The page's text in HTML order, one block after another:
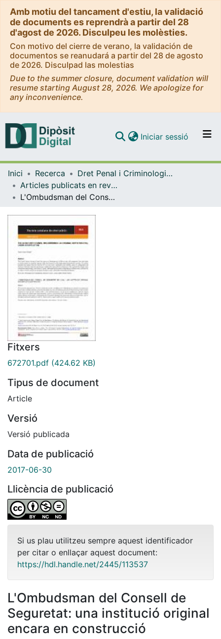
Amb motiu del tancament d'estiu, la validació
de documents es reprendrà a partir del 28
d'agost de 2026. Disculpeu les molèsties.
Con motivo del cierre de verano, la validación de
documentos se reanudará a partir del 28 de agosto
de 2026. Disculpad las molestias
Due to the summer closure, document validation will
resume starting August 28, 2026. We apologize for
any inconvenience.
Navega per tot el DD
Iniciar sessió (current)
Inici Recerca
Dret Penal i Criminologia, i Dret Internacional Públic i Relacions Internacional
Articles publicats en revistes (Dret Penal i Criminologia, i Dret Internacional Públic i Relacions Internacional)
L'Ombudsman del Consell de Seguretat: una institució original encara en construcció
Fitxers
672701.pdf (424.62 KB)
Tipus de document
Article
Versió
Versió publicada
Data de publicació
2017-06-30
Llicència de publicació
Si us plau utilitzeu sempre aquest identificador
per citar o enllaçar aquest document:
https://hdl.handle.net/2445/113537
L'Ombudsman del Consell de
Seguretat: una institució original
encara en construcció